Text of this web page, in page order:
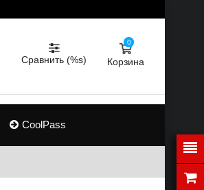
Сравнить (%s) Корзина
0
CoolPass